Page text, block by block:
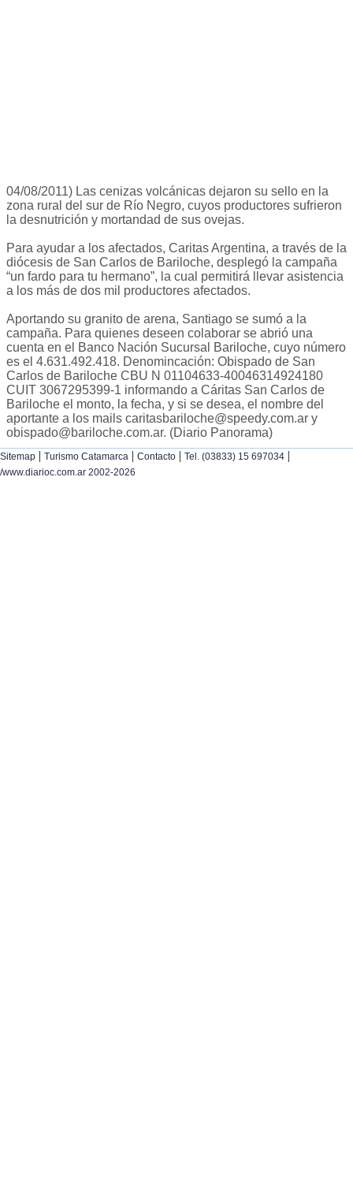
04/08/2011) Las cenizas volcánicas dejaron su sello en la
zona rural del sur de Río Negro, cuyos productores sufrieron
la desnutrición y mortandad de sus ovejas.
Para ayudar a los afectados, Caritas Argentina, a través de la
diócesis de San Carlos de Bariloche, desplegó la campaña
“un fardo para tu hermano”, la cual permitirá llevar asistencia
a los más de dos mil productores afectados.
Aportando su granito de arena, Santiago se sumó a la
campaña. Para quienes deseen colaborar se abrió una
cuenta en el Banco Nación Sucursal Bariloche, cuyo número
es el 4.631.492.418. Denomincación: Obispado de San
Carlos de Bariloche CBU N 01104633-40046314924180
CUIT 3067295399-1 informando a Cáritas San Carlos de
Bariloche el monto, la fecha, y si se desea, el nombre del
aportante a los mails caritasbariloche@speedy.com.ar y
obispado@bariloche.com.ar. (Diario Panorama)
Sitemap | Turismo Catamarca | Contacto | Tel. (03833) 15 697034 |
/www.diarioc.com.ar 2002-2026